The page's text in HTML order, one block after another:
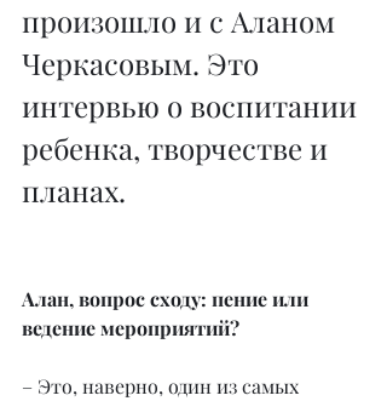
произошло и с Аланом
Черкасовым. Это
интервью о воспитании
ребенка, творчестве и
планах.
Алан, вопрос сходу: пение или
ведение мероприятий?
– Это, наверно, один из самых